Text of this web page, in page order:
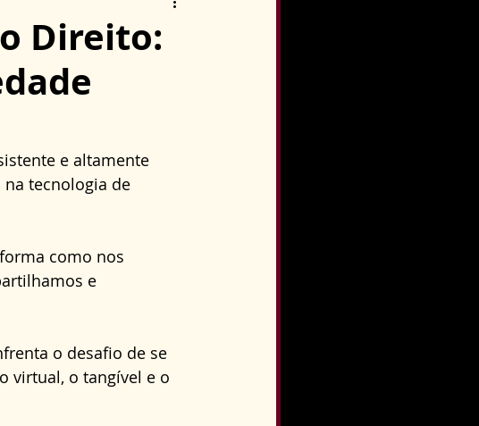
Direito Penal
Direito:
e altamente
tecnologia de
como nos
e
o desafio de se
virtual, o tangível e o